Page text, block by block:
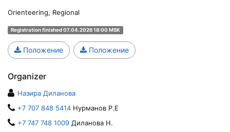
Orienteering, Regional
Registration finished 07.04.2026 18:00 MSK
Положение Положение
Organizer
Назира Диланова
+7 707 848 5414 Нурманов Р.Е
+7 747 748 1009 Диланова Н.